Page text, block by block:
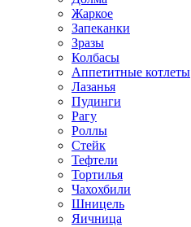
Жаркое
Запеканки
Зразы
Колбасы
Аппетитные котлеты
Лазанья
Пудинги
Рагу
Роллы
Стейк
Тефтели
Тортилья
Чахохбили
Шницель
Яичница